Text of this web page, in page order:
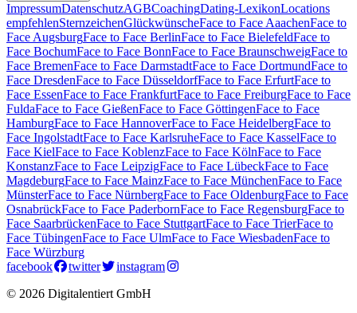
ImpressumDatenschutzAGBCoachingDating-LexikonLocations
empfehlenSternzeichenGlückwünscheFace to Face AaachenFace to
Face AugsburgFace to Face BerlinFace to Face BielefeldFace to
Face BochumFace to Face BonnFace to Face BraunschweigFace to
Face BremenFace to Face DarmstadtFace to Face DortmundFace to
Face DresdenFace to Face DüsseldorfFace to Face ErfurtFace to
Face EssenFace to Face FrankfurtFace to Face FreiburgFace to Face
FuldaFace to Face GießenFace to Face GöttingenFace to Face
HamburgFace to Face HannoverFace to Face HeidelbergFace to
Face IngolstadtFace to Face KarlsruheFace to Face KasselFace to
Face KielFace to Face KoblenzFace to Face KölnFace to Face
KonstanzFace to Face LeipzigFace to Face LübeckFace to Face
MagdeburgFace to Face MainzFace to Face MünchenFace to Face
MünsterFace to Face NürnbergFace to Face OldenburgFace to Face
OsnabrückFace to Face PaderbornFace to Face RegensburgFace to
Face SaarbrückenFace to Face StuttgartFace to Face TrierFace to
Face TübingenFace to Face UlmFace to Face WiesbadenFace to
Face Würzburg
facebook
twitter
instagram
© 2026 Digitalentiert GmbH